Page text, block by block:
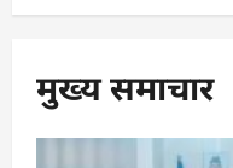
मुख्य समाचार